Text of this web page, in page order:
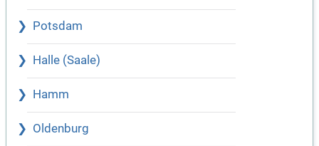
Potsdam
Halle (Saale)
Hamm
Oldenburg